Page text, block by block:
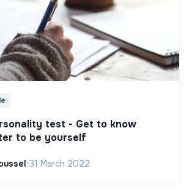
test - Get to know
to be yourself
•31 March 2022